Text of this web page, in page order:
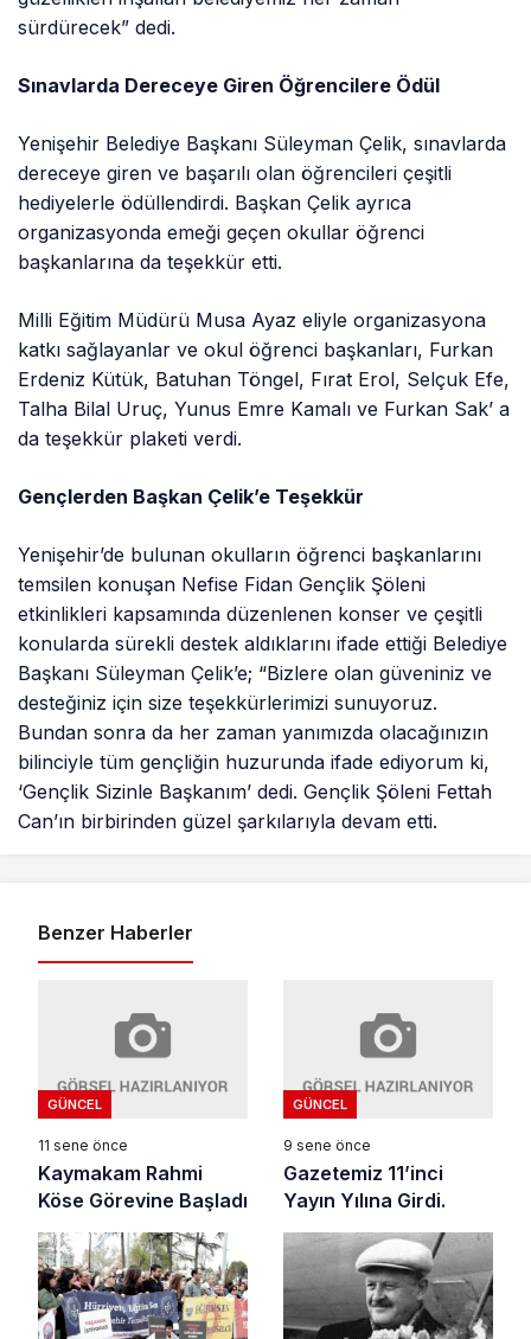
sürdürecek” dedi.
Sınavlarda Dereceye Giren Öğrencilere Ödül
Yenişehir Belediye Başkanı Süleyman Çelik, sınavlarda
dereceye giren ve başarılı olan öğrencileri çeşitli
hediyelerle ödüllendirdi. Başkan Çelik ayrıca
organizasyonda emeği geçen okullar öğrenci
başkanlarına da teşekkür etti.
Milli Eğitim Müdürü Musa Ayaz eliyle organizasyona
katkı sağlayanlar ve okul öğrenci başkanları, Furkan
Erdeniz Kütük, Batuhan Töngel, Fırat Erol, Selçuk Efe,
Talha Bilal Uruç, Yunus Emre Kamalı ve Furkan Sak’ a
da teşekkür plaketi verdi.
Gençlerden Başkan Çelik’e Teşekkür
Yenişehir’de bulunan okulların öğrenci başkanlarını
temsilen konuşan Nefise Fidan Gençlik Şöleni
etkinlikleri kapsamında düzenlenen konser ve çeşitli
konularda sürekli destek aldıklarını ifade ettiği Belediye
Başkanı Süleyman Çelik’e; “Bizlere olan güveniniz ve
desteğiniz için size teşekkürlerimizi sunuyoruz.
Bundan sonra da her zaman yanımızda olacağınızın
bilinciyle tüm gençliğin huzurunda ifade ediyorum ki,
‘Gençlik Sizinle Başkanım’ dedi. Gençlik Şöleni Fettah
Can’ın birbirinden güzel şarkılarıyla devam etti.
Benzer Haberler
GÜNCEL
11 sene önce
Kaymakam Rahmi
Köse Görevine Başladı
GÜNCEL
9 sene önce
Gazetemiz 11’inci
Yayın Yılına Girdi.